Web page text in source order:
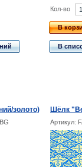
Кол-во
В
В
золото) Шёлк
Артикул: